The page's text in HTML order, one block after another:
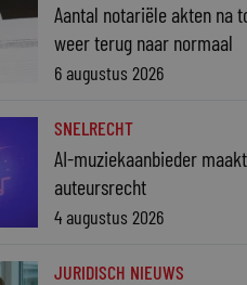
Aantal notariële akten na
weer terug naar normaal
6 augustus 2026
SNELRECHT
AI-muziekaanbieder
auteursrecht
4 augustus 2026
JURIDISCH NIEUWS